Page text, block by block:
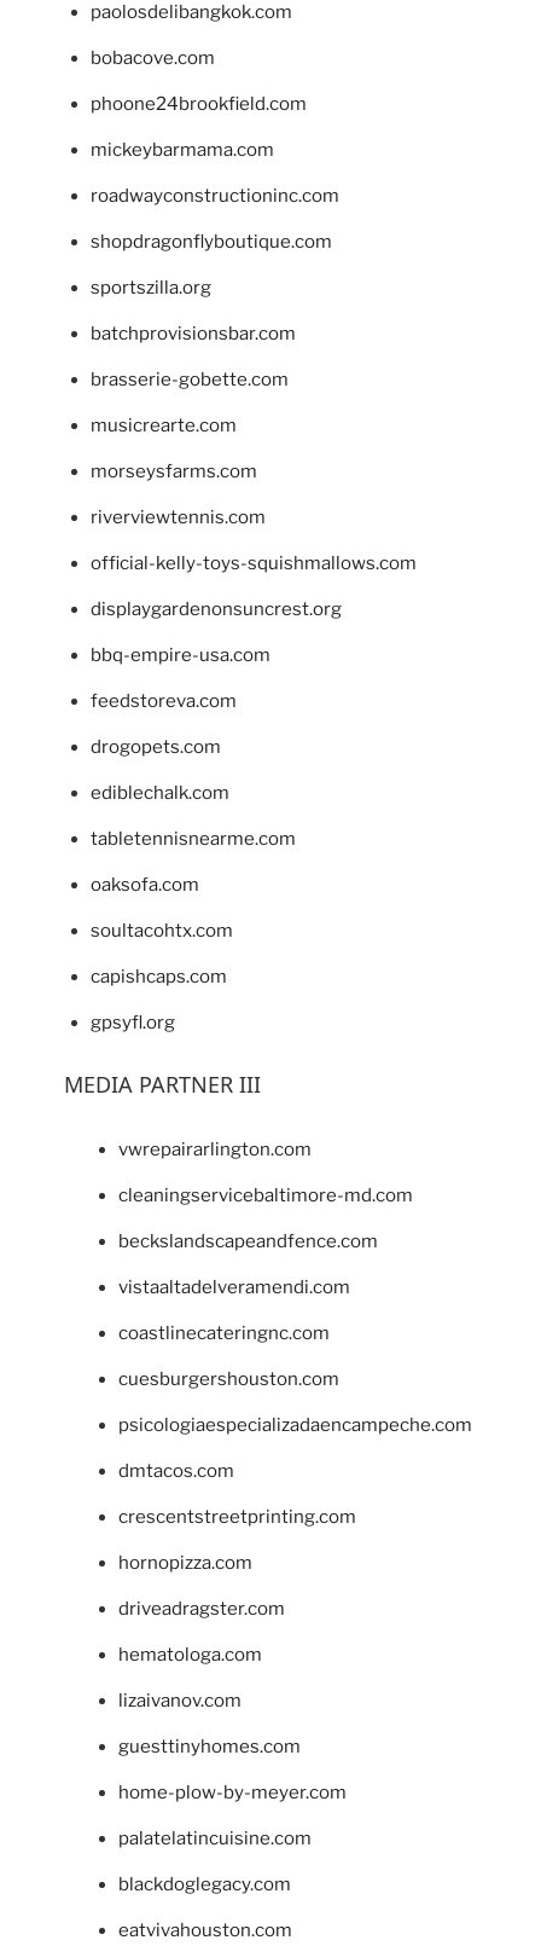
paolosdelibangkok.com
bobacove.com
phoone24brookfield.com
mickeybarmama.com
roadwayconstructioninc.com
shopdragonflyboutique.com
sportszilla.org
batchprovisionsbar.com
brasserie-gobette.com
musicrearte.com
morseysfarms.com
riverviewtennis.com
official-kelly-toys-squishmallows.com
displaygardenonsuncrest.org
bbq-empire-usa.com
feedstoreva.com
drogopets.com
ediblechalk.com
tabletennisnearme.com
oaksofa.com
soultacohtx.com
capishcaps.com
gpsyfl.org
MEDIA PARTNER III
vwrepairarlington.com
cleaningservicebaltimore-md.com
beckslandscapeandfence.com
vistaaltadelveramendi.com
coastlinecateringnc.com
cuesburgershouston.com
psicologiaespecializadaencampeche.com
dmtacos.com
crescentstreetprinting.com
hornopizza.com
driveadragster.com
hematologa.com
lizaivanov.com
guesttinyhomes.com
home-plow-by-meyer.com
palatelatincuisine.com
blackdoglegacy.com
eatvivahouston.com